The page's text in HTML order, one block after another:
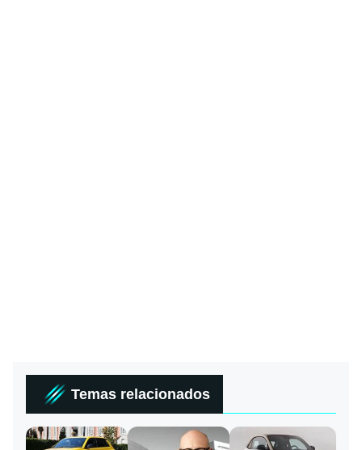
Temas relacionados